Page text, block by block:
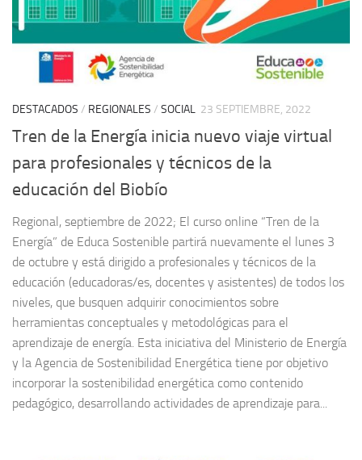
DESTACADOS / REGIONALES / SOCIAL 23 SEPTIEMBRE, 2022
Tren de la Energía inicia nuevo viaje virtual
para profesionales y técnicos de la
educación del Biobío
Regional, septiembre de 2022; El curso online “Tren de la
Energía” de Educa Sostenible partirá nuevamente el lunes 3
de octubre y está dirigido a profesionales y técnicos de la
educación (educadoras/es, docentes y asistentes) de todos los
niveles, que busquen adquirir conocimientos sobre
herramientas conceptuales y metodológicas para el
aprendizaje de energía. Esta iniciativa del Ministerio de Energía
y la Agencia de Sostenibilidad Energética tiene por objetivo
incorporar la sostenibilidad energética como contenido
pedagógico, desarrollando actividades de aprendizaje para...